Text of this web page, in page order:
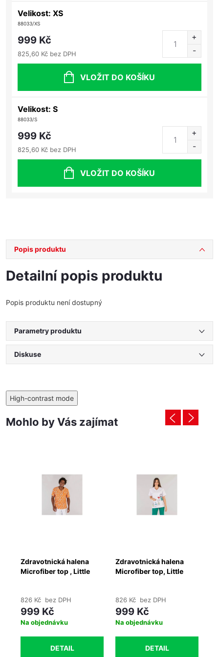
Velikost: XS
88033/XS
999 Kč
825,60 Kč bez DPH
VLOŽIT DO KOŠÍKU
Velikost: S
88033/S
999 Kč
825,60 Kč bez DPH
VLOŽIT DO KOŠÍKU
Popis produktu
Detailní popis produktu
Popis produktu není dostupný
Parametry produktu
Diskuse
High-contrast mode
Mohlo by Vás zajímat
Zdravotnická halena
Microfiber top , Little
826 Kč bez DPH
999 Kč
Na objednávku
DETAIL
Zdravotnická halena
Microfiber top, Little
826 Kč bez DPH
999 Kč
Na objednávku
DETAIL